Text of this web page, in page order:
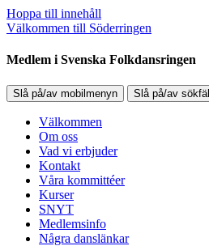
Hoppa till innehåll
Välkommen till Söderringen
Medlem i Svenska Folkdansringen
Slå på/av mobilmenyn Slå på/av
Välkommen
Om oss
Vad vi erbjuder
Kontakt
Våra kommittéer
Kurser
SNYT
Medlemsinfo
Några danslänkar